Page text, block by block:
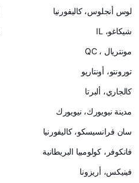
لوس أنجلوس، كاليفورنيا
شيكاغو، IL
مونتريال ، QC
تورونتو، أونتاريو
كالجاري، ألبرتا
مدينة نيويورك، نيويورك
سان فرانسيسكو، كاليفورنيا
فانكوفر، كولومبيا البريطانية
فينيكس، أريزونا